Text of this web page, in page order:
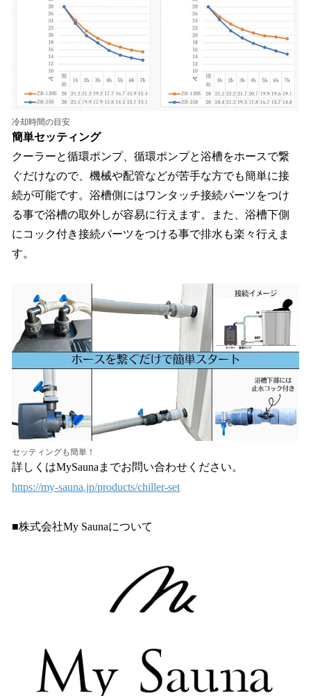
冷却時間の目安
簡単セッティング
クーラーと循環ポンプ、循環ポンプと浴槽をホースで繋
ぐだけなので、機械や配管などが苦手な方でも簡単に接
続が可能です。浴槽側にはワンタッチ接続パーツをつけ
る事で浴槽の取外しが容易に行えます。また、浴槽下側
にコック付き接続パーツをつける事で排水も楽々行えま
す。
セッティングも簡単！
詳しくはMySaunaまでお問い合わせください。
https://my-sauna.jp/products/chiller-set
■株式会社My Saunaについて